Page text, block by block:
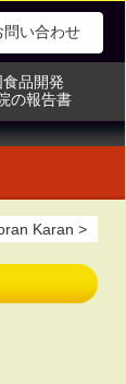
問い合わせ
品開発
の報告書
品開発
の報告書
Karan >